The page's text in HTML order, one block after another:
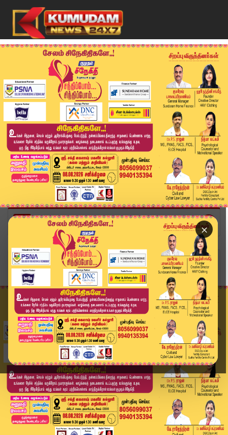
×
Home
வீடியோ ஸ்டோரி
விமானத்திற்குள் முட்டிய சண்டை.. பயணிகள் அச்சம்....